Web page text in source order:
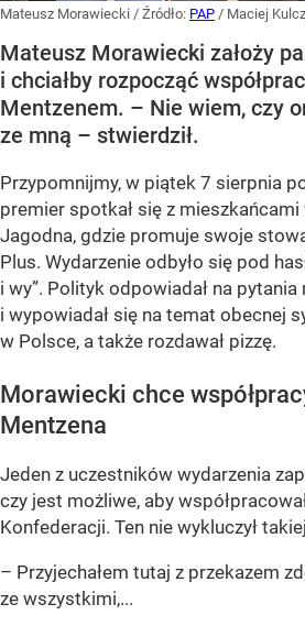
Mateusz Morawiecki / Źródło: PAP / Maciej
Mateusz Morawiecki założy
i chciałby rozpocząć
Mentzenem. – Nie wiem, czy
ze mną – stwierdził.
Przypomnijmy, w piątek 7 sierpnia
premier spotkał się z
Jagodna, gdzie promuje swoje
Plus. Wydarzenie odbyło się pod
i wy”. Polityk odpowiadał na
i wypowiadał się na temat obecnej
w Polsce, a także rozdawał pizzę.
Morawiecki chce
Mentzena
Jeden z uczestników wydarzenia
czy jest możliwe, aby
Konfederacji. Ten nie wykluczył
– Przyjechałem tutaj z przekazem
ze wszystkimi,...